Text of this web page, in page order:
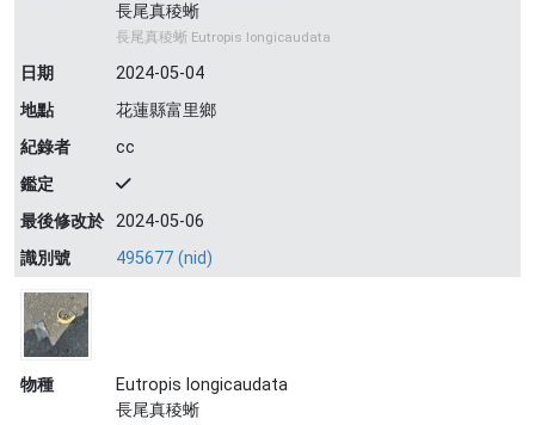
長尾真稜蜥
長尾真稜蜥 Eutropis longicaudata
日期
2024-05-04
地點
花蓮縣富里鄉
紀錄者
cc
鑑定
最後修改於 2024-05-06
識別號
495677 (nid)
物種
Eutropis longicaudata
長尾真稜蜥